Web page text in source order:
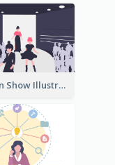
Fashion Show Illustration